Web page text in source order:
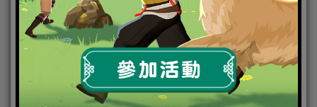
極光深隧與潛水艇闖孤島
極光深隧位於極光聖所的深處，玩家必須守護聖所的
核心，擊退各種體型、種族的怪物。考驗著玩家對於